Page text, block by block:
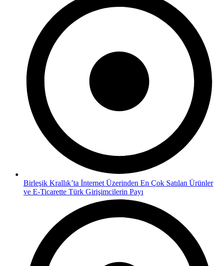
Birleşik Krallık’ta İnternet Üzerinden En Çok Satılan Ürünler
ve E-Ticarette Türk Girişimcilerin Payı